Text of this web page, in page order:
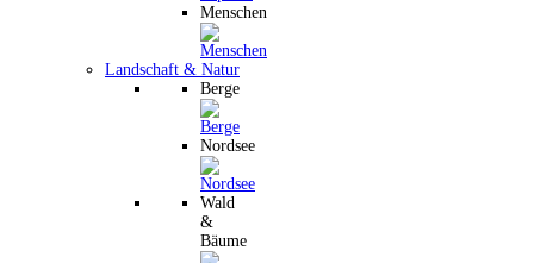
Menschen
Landschaft & Natur
Berge
Nordsee
Wald
&
Bäume